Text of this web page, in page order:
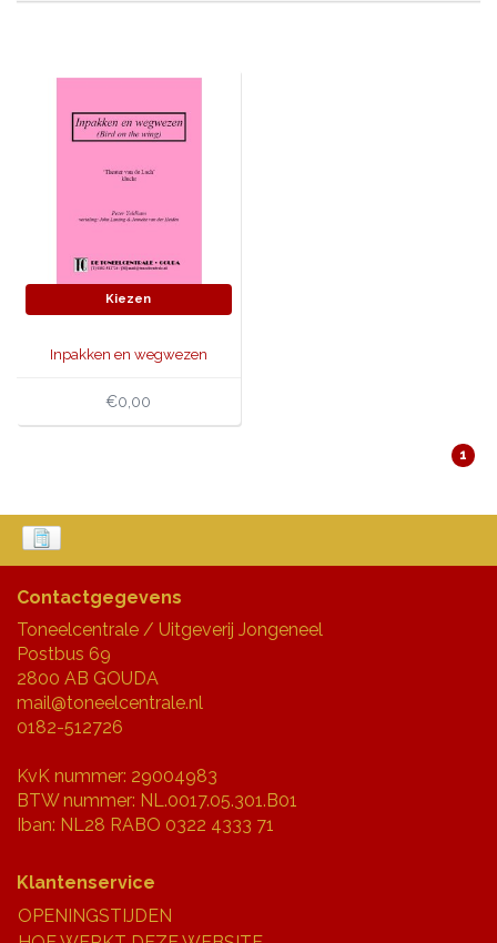
THEATERBOEKEN
SKETCHES
Kiezen
Inpakken en wegwezen
€0,00
1
Contactgegevens
Toneelcentrale / Uitgeverij Jongeneel
Postbus 69
2800 AB GOUDA
mail@toneelcentrale.nl
0182-512726
KvK nummer: 29004983
BTW nummer: NL.0017.05.301.B01
Iban: NL28 RABO 0322 4333 71
Klantenservice
OPENINGSTIJDEN